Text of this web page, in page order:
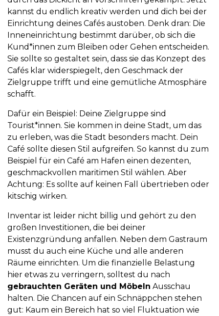
kannst du endlich kreativ werden und dich bei der
Einrichtung deines Cafés austoben. Denk dran: Die
Inneneinrichtung bestimmt darüber, ob sich die
Kund*innen zum Bleiben oder Gehen entscheiden.
Sie sollte so gestaltet sein, dass sie das Konzept des
Cafés klar widerspiegelt, den Geschmack der
Zielgruppe trifft und eine gemütliche Atmosphäre
schafft.
Dafür ein Beispiel: Deine Zielgruppe sind
Tourist*innen. Sie kommen in deine Stadt, um das
zu erleben, was die Stadt besonders macht. Dein
Café sollte diesen Stil aufgreifen. So kannst du zum
Beispiel für ein Café am Hafen einen dezenten,
geschmackvollen maritimen Stil wählen. Aber
Achtung: Es sollte auf keinen Fall übertrieben oder
kitschig wirken.
Inventar ist leider nicht billig und gehört zu den
großen Investitionen, die bei deiner
Existenzgründung anfallen. Neben dem Gastraum
musst du auch eine Küche und alle anderen
Räume einrichten. Um die finanzielle Belastung
hier etwas zu verringern, solltest du nach
gebrauchten Geräten und Möbeln Ausschau
halten. Die Chancen auf ein Schnäppchen stehen
gut: Kaum ein Bereich hat so viel Fluktuation wie